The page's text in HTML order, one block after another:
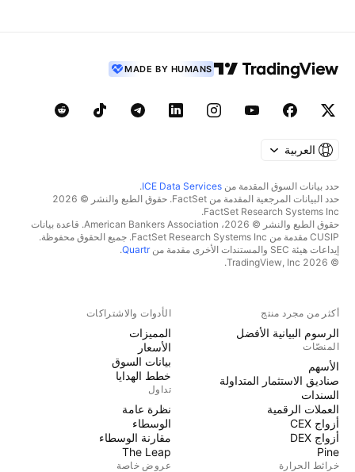
MADE BY HUMANS
العربية
حدد بيانات السوق المقدمة من ICE Data Services
.
حدد البيانات المرجعية المقدمة من FactSet. حقوق الطبع والنشر © 2026
FactSet Research Systems Inc.
حقوق الطبع والنشر © 2026، American Bankers Association. قاعدة بيانات
CUSIP مقدمة من FactSet Research Systems Inc. جميع الحقوق محفوظة.
إيداعات هيئة SEC والمستندات الأخرى مقدمة من
Quartr
.
© 2026 TradingView, Inc.
أكثر من مجرد منتج
الرسوم البيانية الأفضل
المنصّات
الأسهم
صناديق الاستثمار المتداولة
السندات
العملات الرقمية
أزواج CEX
أزواج DEX
Pine
خرائط الحرارة
الأدوات والاشتراكات
المميزات
الأسعار
بيانات السوق
خطط الهدايا
تداول
نظرة عامة
الوسطاء
مقارنة الوسطاء
The Leap
عروض خاصة